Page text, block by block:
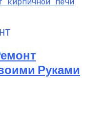
Руками